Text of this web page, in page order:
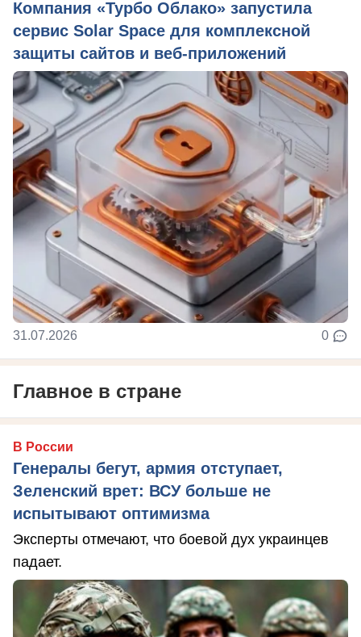
Компания «Турбо Облако» запустила
сервис Solar Space для комплексной
защиты сайтов и веб-приложений
31.07.2026 0
Главное в стране
В России
Генералы бегут, армия отступает,
Зеленский врет: ВСУ больше не
испытывают оптимизма
Эксперты отмечают, что боевой дух украинцев
падает.